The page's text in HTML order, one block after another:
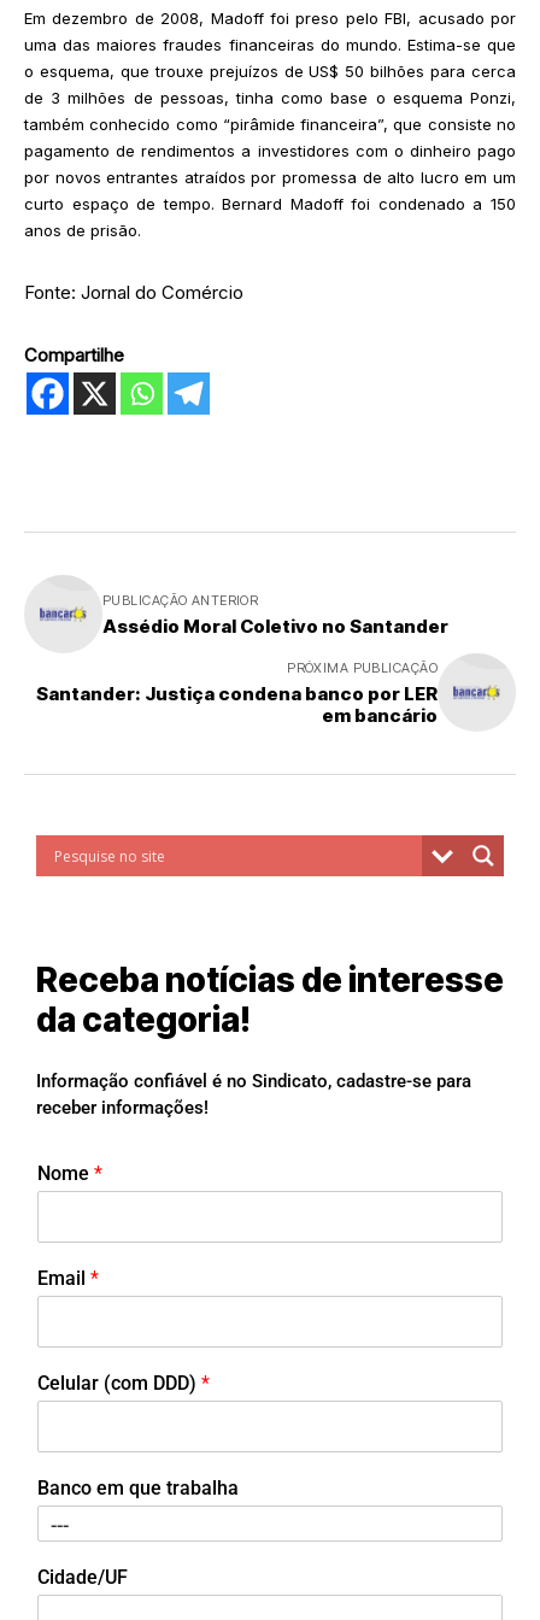
Em dezembro de 2008, Madoff foi preso pelo FBI, acusado por
uma das maiores fraudes financeiras do mundo. Estima-se que
o esquema, que trouxe prejuízos de US$ 50 bilhões para cerca
de 3 milhões de pessoas, tinha como base o esquema Ponzi,
também conhecido como “pirâmide financeira”, que consiste no
pagamento de rendimentos a investidores com o dinheiro pago
por novos entrantes atraídos por promessa de alto lucro em um
curto espaço de tempo. Bernard Madoff foi condenado a 150
anos de prisão.
Fonte: Jornal do Comércio
Compartilhe
PUBLICAÇÃO ANTERIOR
Assédio Moral Coletivo no Santander
PRÓXIMA PUBLICAÇÃO
Santander: Justiça condena banco por LER
em bancário
Receba notícias de interesse
da categoria!
Informação confiável é no Sindicato, cadastre-se para
receber informações!
Nome *
Email *
Celular (com DDD) *
Banco em que trabalha
Cidade/UF